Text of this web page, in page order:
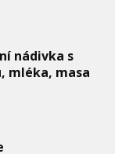
nádivka s
mléka, masa